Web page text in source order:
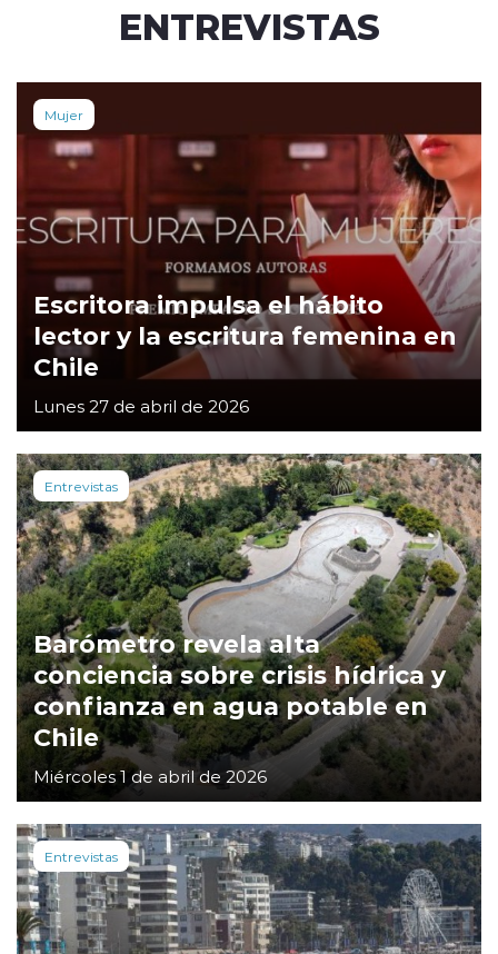
ENTREVISTAS
Mujer
Escritora impulsa el hábito
lector y la escritura femenina en
Chile
Lunes 27 de abril de 2026
Entrevistas
Barómetro revela alta
conciencia sobre crisis hídrica y
confianza en agua potable en
Chile
Miércoles 1 de abril de 2026
Entrevistas